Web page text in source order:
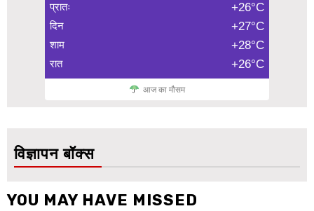
प्रातः +26°C
दिन +27°C
शाम +28°C
रात +26°C
आज का मौसम
विज्ञापन बॉक्स
YOU MAY HAVE MISSED